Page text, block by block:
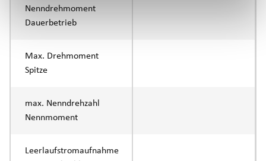
Nenndrehmoment
Dauerbetrieb
Max. Drehmoment
Spitze
max. Nenndrehzahl
Nennmoment
Leerlaufstromaufnahme